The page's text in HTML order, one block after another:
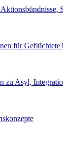
für
zu Asyl,